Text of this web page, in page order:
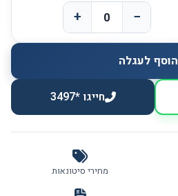
−
+
הוסף לעגלה
חייגו *3497
מחירי סיטונאות